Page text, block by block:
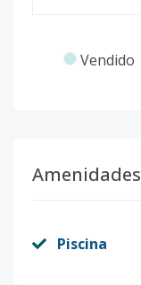
Vendido
Amenidades
Piscina